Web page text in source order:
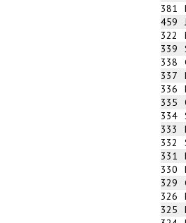
381
459
322
339
338
337
336
335
334
333
332
331
330
329
326
325